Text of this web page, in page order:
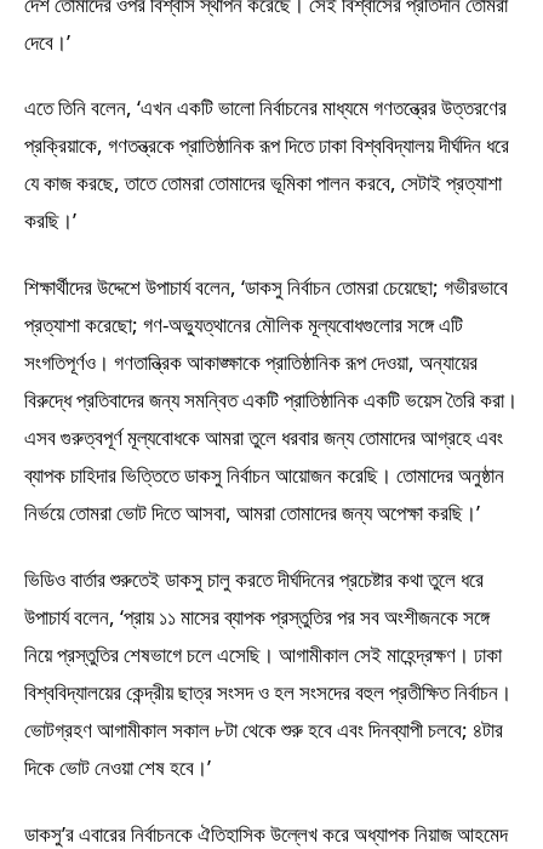
দেবে।’
এতে তিনি বলেন, ‘এখন একটি ভালো নির্বাচনের মাধ্যমে গণতন্ত্রের উত্তরণের
প্রক্রিয়াকে, গণতন্ত্রকে প্রাতিষ্ঠানিক রূপ দিতে ঢাকা বিশ্ববিদ্যালয় দীর্ঘদিন ধরে
যে কাজ করছে, তাতে তোমরা তোমাদের ভূমিকা পালন করবে, সেটাই প্রত্যাশা
করছি।’
শিক্ষার্থীদের উদ্দেশে উপাচার্য বলেন, ‘ডাকসু নির্বাচন তোমরা চেয়েছো; গভীরভাবে
প্রত্যাশা করেছো; গণ-অভ্যুত্থানের মৌলিক মূল্যবোধগুলোর সঙ্গে এটি
সংগতিপূর্ণও। গণতান্ত্রিক আকাঙ্ক্ষাকে প্রাতিষ্ঠানিক রূপ দেওয়া, অন্যায়ের
বিরুদ্ধে প্রতিবাদের জন্য সমন্বিত একটি প্রাতিষ্ঠানিক একটি ভয়েস তৈরি করা।
এসব গুরুত্বপূর্ণ মূল্যবোধকে আমরা তুলে ধরবার জন্য তোমাদের আগ্রহে এবং
ব্যাপক চাহিদার ভিত্তিতে ডাকসু নির্বাচন আয়োজন করেছি। তোমাদের অনুষ্ঠান
নির্ভয়ে তোমরা ভোট দিতে আসবা, আমরা তোমাদের জন্য অপেক্ষা করছি।’
ভিডিও বার্তার শুরুতেই ডাকসু চালু করতে দীর্ঘদিনের প্রচেষ্টার কথা তুলে ধরে
উপাচার্য বলেন, ‘প্রায় ১১ মাসের ব্যাপক প্রস্তুতির পর সব অংশীজনকে সঙ্গে
নিয়ে প্রস্তুতির শেষভাগে চলে এসেছি। আগামীকাল সেই মাহেন্দ্রক্ষণ। ঢাকা
বিশ্ববিদ্যালয়ের কেন্দ্রীয় ছাত্র সংসদ ও হল সংসদের বহুল প্রতীক্ষিত নির্বাচন।
ভোটগ্রহণ আগামীকাল সকাল ৮টা থেকে শুরু হবে এবং দিনব্যাপী চলবে; ৪টার
দিকে ভোট নেওয়া শেষ হবে।’
ডাকসু’র এবারের নির্বাচনকে ঐতিহাসিক উল্লেখ করে অধ্যাপক নিয়াজ আহমেদ